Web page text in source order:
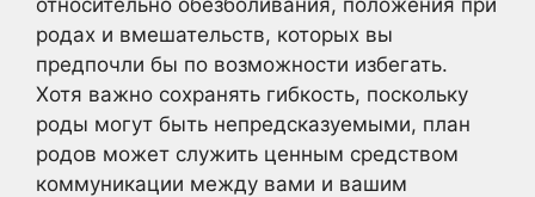
родах и вмешательств, которых вы
предпочли бы по возможности избегать.
Хотя важно сохранять гибкость, поскольку
роды могут быть непредсказуемыми, план
родов может служить ценным средством
коммуникации между вами и вашим